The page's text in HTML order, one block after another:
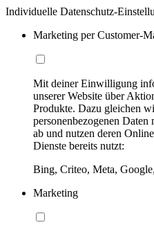
Individuelle Datenschutz-
Marketing per Customer-
Mit deiner Einwilligung
unserer Website über
Produkte. Dazu gleichen
personenbezogenen
ab und nutzen deren
Dienste bereits nutzt:
Bing, Criteo, Meta,
Marketing